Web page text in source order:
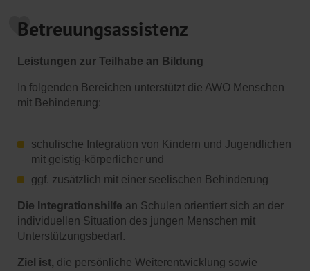
Betreuungsassistenz
Leistungen zur Teilhabe an Bildung
In folgenden Bereichen unterstützt die AWO Menschen
mit Behinderung:
schulische Integration von Kindern und Jugendlichen
mit geistig-körperlicher und
ggf. zusätzlich mit einer seelischen Behinderung
Die Integrationshilfe an Schulen orientiert sich an der
individuellen Situation des jungen Menschen mit
Unterstützungsbedarf.
Ziel ist, die persönliche Weiterentwicklung sowie